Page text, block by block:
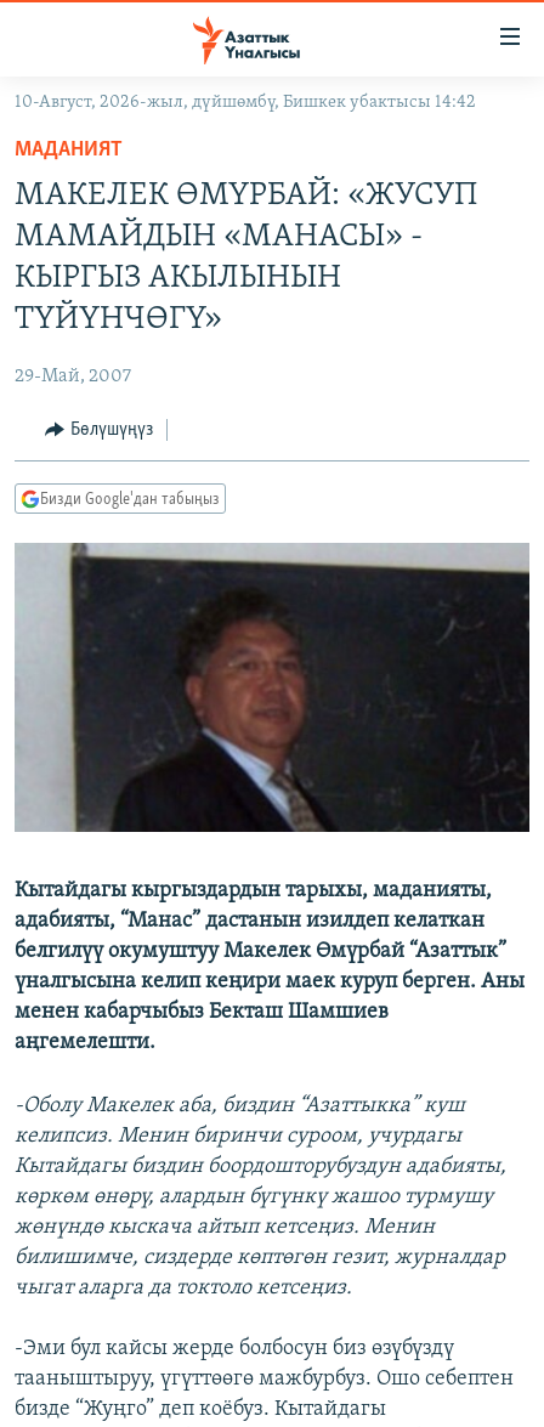
Навигацияга
өтүңүз
Издөөгө
салыңызКЫРГЫЗСТАН
САЯСАТ
ЭКОНОМИКА
ДҮЙНӨ
БОРБОР АЗИЯ
УКРАИНА
АТАЙЫН ИЛИКТӨӨ
ЭКСПЕРТТЕР ТАЛДАЙТ
БИЗ ЖАНА ДҮЙНӨ
ЭЖЕ-СИҢДИЛЕР
ЫҢГАЙСЫЗ СУРООЛОР
ПОДКАСТ
ӨЗГӨЧӨ ПИКИР
Русский
ОНЛАЙН ШЕРИНЕ
ЭЕ/АРнун бардык сайттары
10-Август, 2026-жыл, дүйшөмбү, Бишкек убактысы 14:42
МАДАНИЯТ
MАКЕЛЕК ӨМҮРБАЙ: «ЖУСУП
МАМАЙДЫН «МАНАСЫ» -
КЫРГЫЗ АКЫЛЫНЫН
ТҮЙҮНЧӨГҮ»
29-Май, 2007
Бөлүшүңүз
Бизди Google'дан табыңыз
Кытайдагы кыргыздардын тарыхы, маданияты,
адабияты, “Манас” дастанын изилдеп келаткан
белгилүү окумуштуу Макелек Өмүрбай “Азаттык”
үналгысына келип кеңири маек куруп берген. Аны
менен кабарчыбыз Бекташ Шамшиев
аңгемелешти.
-Оболу Макелек аба, биздин “Азаттыкка” куш
келипсиз. Менин биринчи суроом, учурдагы
Кытайдагы биздин боордошторубуздун адабияты,
көркөм өнөрү, алардын бүгүнкү жашоо турмушу
жөнүндө кыскача айтып кетсеңиз. Менин
билишимче, сиздерде көптөгөн гезит, журналдар
чыгат аларга да токтоло кетсеңиз.
-Эми бул кайсы жерде болбосун биз өзүбүздү
тааныштыруу, үгүттөөгө мажбурбуз. Ошо себептен
бизде “Жуңго” деп коёбуз. Кытайдагы